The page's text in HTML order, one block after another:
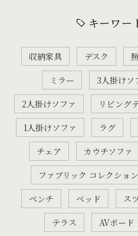
キーワー
収納家具 デスク
ミラー
3人掛けソ
2人掛けソファ
リビング
1人掛けソファ
ラグ
チェア
カウチソファ
ファブリック コレクション
ベンチ
ベッド ス
テラス
AVボード